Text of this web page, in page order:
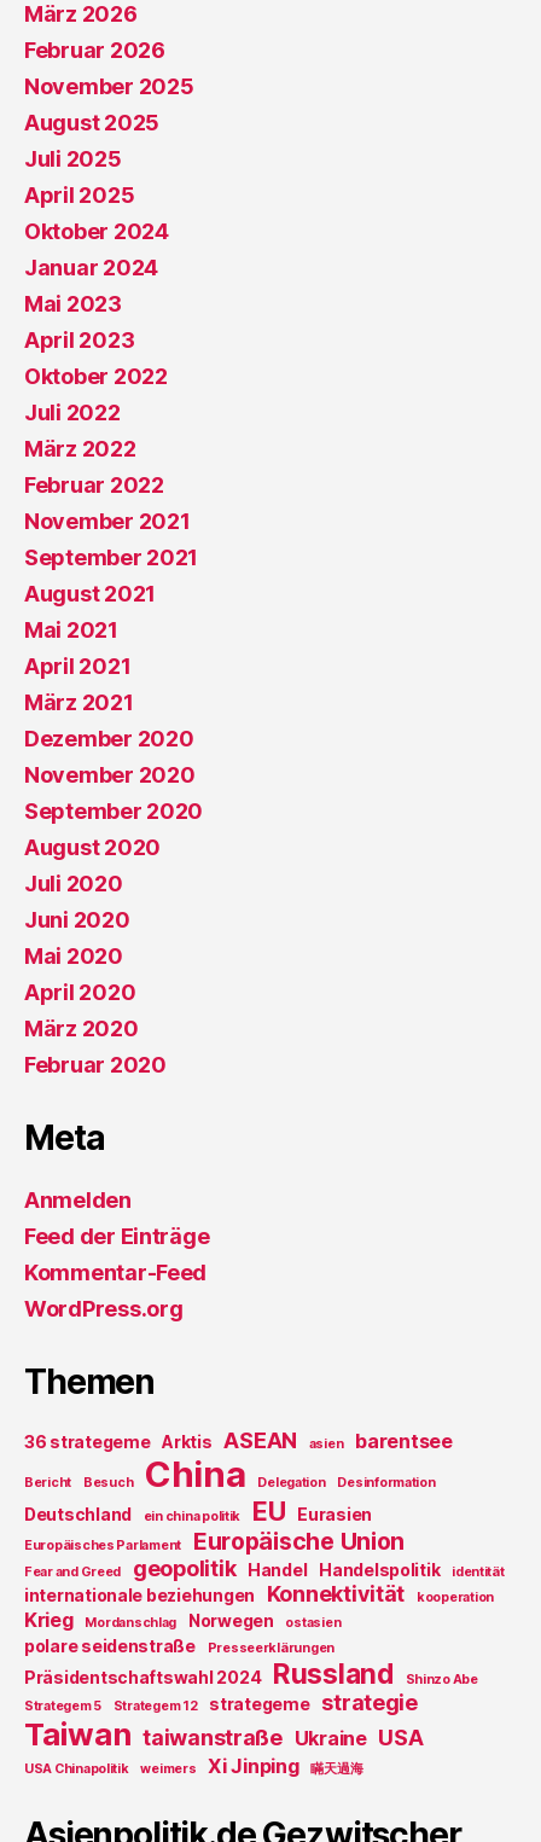
März 2026
Februar 2026
November 2025
August 2025
Juli 2025
April 2025
Oktober 2024
Januar 2024
Mai 2023
April 2023
Oktober 2022
Juli 2022
März 2022
Februar 2022
November 2021
September 2021
August 2021
Mai 2021
April 2021
März 2021
Dezember 2020
November 2020
September 2020
August 2020
Juli 2020
Juni 2020
Mai 2020
April 2020
März 2020
Februar 2020
Meta
Anmelden
Feed der Einträge
Kommentar-Feed
WordPress.org
Themen
36 strategeme Arktis ASEAN asien barentsee
Bericht Besuch China Delegation Desinformation
Deutschland ein china politik EU Eurasien
Europäisches Parlament Europäische Union
Fear and Greed geopolitik Handel Handelspolitik identität
internationale beziehungen Konnektivität kooperation
Krieg Mordanschlag Norwegen ostasien
polare seidenstraße Presseerklärungen
Präsidentschaftswahl 2024 Russland
Shinzo Abe
Strategem 5
Strategem 12 strategeme strategie
Taiwan taiwanstraße Ukraine USA
USA Chinapolitik weimers Xi Jinping 瞞天過海